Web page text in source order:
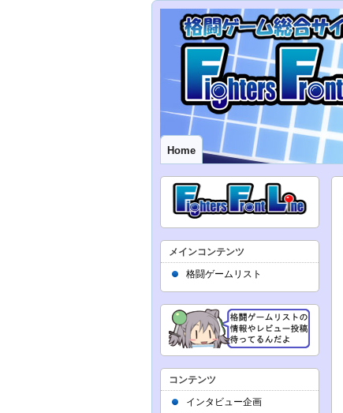
Home
メインコンテンツ
格闘ゲームリスト
コンテンツ
インタビュー企画